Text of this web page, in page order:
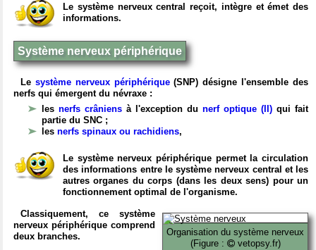
Le système nerveux central reçoit, intègre et émet des
informations.
Système nerveux périphérique
Le système nerveux périphérique(SNP) désigne l'ensemble des
nerfs qui émergent du névraxe :
les nerfs crâniens à l'exception du nerf optique (II) qui fait
partie du SNC ;
les nerfs spinaux ou rachidiens,
Le système nerveux périphérique permet la circulation
des informations entre le système nerveux central et les
autres organes du corps (dans les deux sens) pour un
fonctionnement optimal de l'organisme.
Organisation du système nerveux
(Figure :
vetopsy.fr)
Classiquement, ce système
nerveux périphérique comprend
deux branches.